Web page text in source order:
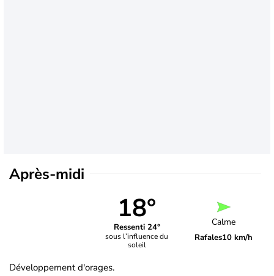
Après-midi
18°
Ressenti 24°
sous l’influence du
soleil
Calme
Rafales10 km/h
Développement d'orages.